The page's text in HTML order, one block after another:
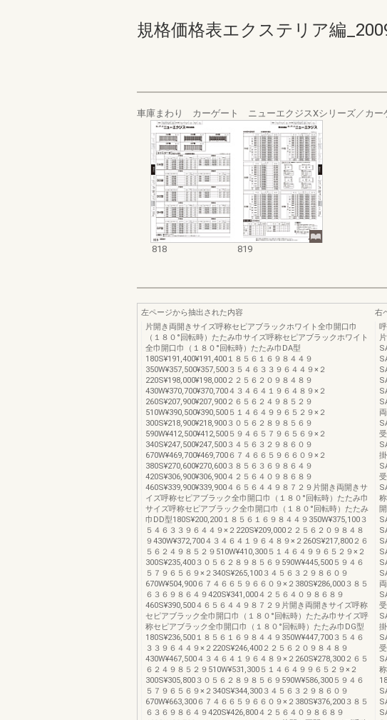
規格価格表エクステリア編
車庫まわり カーゲート ニューエクジスXシリーズ／カー
818 819
左ページから抽出された内容
片開き両開きサイズ呼称セピアブラックホワイト全巾開口巾
（１８０°回転時）たたみ巾サイズ呼称セピアブラックホワイト
全巾開口巾（１８０°回転時）たたみ巾DA型
180S¥191,400¥191,400１８５６１６９８４４９
350W¥357,500¥357,500３５４６３３９６４４９×２
220S¥198,000¥198,000２２５６２０９８４８９
430W¥370,700¥370,700４３４６４１９６４８９×２
260S¥207,900¥207,900２６５６２４９８５２９
510W¥390,500¥390,500５１４６４９９６５２９×２
300S¥218,900¥218,900３０５６２８９８５６９
590W¥412,500¥412,500５９４６５７９６５６９×２
340S¥247,500¥247,500３４５６３２９８６０９
670W¥469,700¥469,700６７４６６５９６６０９×２
380S¥270,600¥270,600３８５６３６９８６４９
420S¥306,900¥306,900４２５６４０９８６８９
460S¥339,900¥339,900４６５６４４９８７２９片開き両開きサ
イズ呼称セピアブラック全巾開口巾（１８０°回転時）たたみ巾
サイズ呼称セピアブラック全巾開口巾（１８０°回転時）たたみ
巾DD型180S¥200,200１８５６１６９８４４９350W¥375,100３
５４６３３９６４４９×２220S¥209,000２２５６２０９８４８
９430W¥372,700４３４６４１９６４８９×２260S¥217,800２６
５６２４９８５２９510W¥410,300５１４６４９９６５２９×２
300S¥235,400３０５６２８９８５６９590W¥445,500５９４６
５７９６５６９×２340S¥265,100３４５６３２９８６０９
670W¥504,900６７４６６５９６６０９×２380S¥286,000３８５
６３６９８６４９420S¥341,000４２５６４０９８６８９
460S¥390,500４６５６４４９８７２９片開き両開きサイズ呼称
セピアブラック全巾開口巾（１８０°回転時）たたみ巾サイズ呼
称セピアブラック全巾開口巾（１８０°回転時）たたみ巾DG型
180S¥236,500１８５６１６９８４４９350W¥447,700３５４６
３３９６４４９×２220S¥246,400２２５６２０９８４８９
430W¥467,500４３４６４１９６４８９×２260S¥278,300２６５
６２４９８５２９510W¥531,300５１４６４９９６５２９×２
300S¥305,800３０５６２８９８５６９590W¥586,300５９４６
５７９６５６９×２340S¥344,300３４５６３２９８６０９
670W¥663,300６７４６６５９６６０９×２380S¥376,200３８５
６３６９８６４９420S¥426,800４２５６４０９８６８９
右